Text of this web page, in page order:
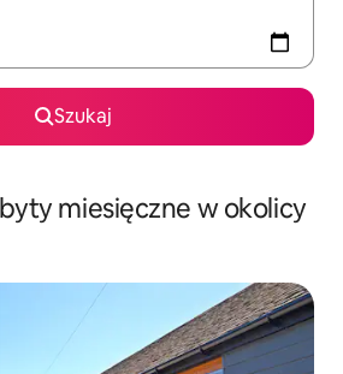
Szukaj
miesięczne w okolicy
kategorii Wybór gości